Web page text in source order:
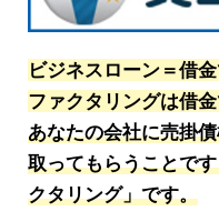
ビジネスローン＝借
ファクタリングは借
あなたの会社に売掛
取ってもらうことで
クタリング」です。